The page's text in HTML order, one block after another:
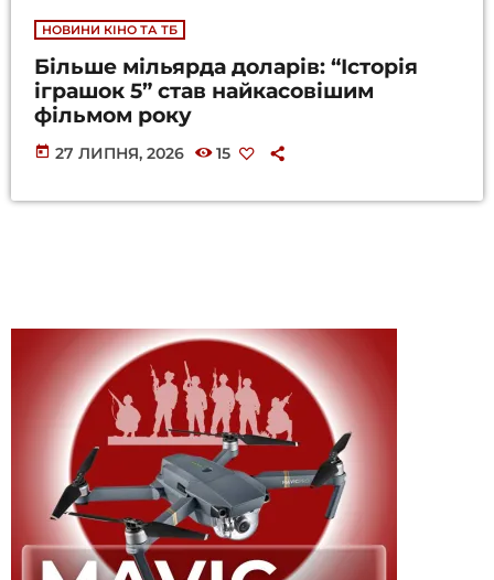
НОВИНИ КІНО ТА ТБ
Більше мільярда доларів: “Історія
іграшок 5” став найкасовішим
фільмом року
today 27 ЛИПНЯ, 2026 15